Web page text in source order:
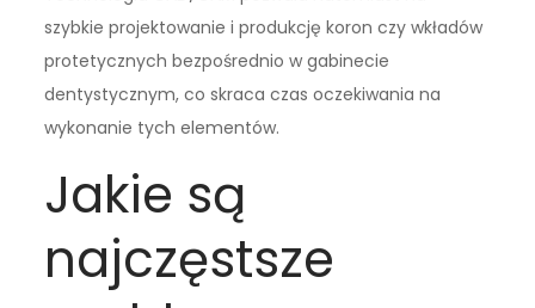
szybkie projektowanie i produkcję koron czy wkładów
protetycznych bezpośrednio w gabinecie
dentystycznym, co skraca czas oczekiwania na
wykonanie tych elementów.
Jakie są
najczęstsze